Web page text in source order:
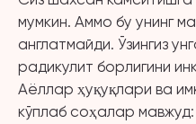
мумкин. Аммо бу унинг
англатмайди. Ўзингиз
радикулит борлигини
Аёллар ҳуқуқлари ва
кўплаб соҳалар